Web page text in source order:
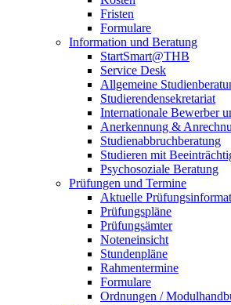
Fristen
Formulare
Information und Beratung
StartSmart@THB
Service Desk
Allgemeine
Studierendensekretariat
Internationale Bewerber
Anerkennung &
Studienabbruchberatung
Studieren mit
Psychosoziale Beratung
Prüfungen und Termine
Aktuelle
Prüfungspläne
Prüfungsämter
Noteneinsicht
Stundenpläne
Rahmentermine
Formulare
Ordnungen /